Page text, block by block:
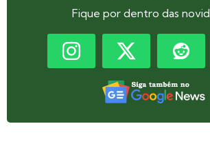
Fique por dentro das